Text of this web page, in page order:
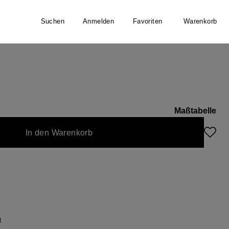
Suchen Anmelden Favoriten Warenkorb
Maßtabelle
In den Warenkorb